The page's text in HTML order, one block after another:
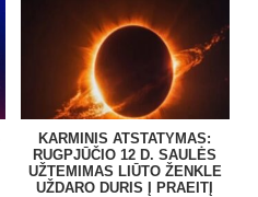
KARMINIS ATSTATYMAS:
RUGPJŪČIO 12 D. SAULĖS
UŽTEMIMAS LIŪTO ŽENKLE
UŽDARO DURIS Į PRAEITĮ